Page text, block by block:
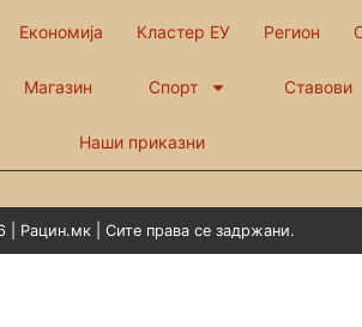
Економија Кластер ЕУ Регион
Магазин Спорт Ставови
Наши приказни
| Рацин.мк | Сите права се задржани.